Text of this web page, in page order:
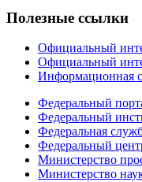
Полезные ссылки
Официальный
Официальный
Информационная
Федеральный
Федеральный
Федеральная
Федеральный
Министерство
Министерство